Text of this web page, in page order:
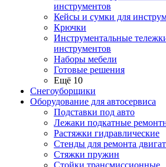
инструментов
Кейсы и сумки для
Крючки
Инструментальные
инструментов
Наборы мебели
Готовые решения
Ещё 10
Снегоуборщики
Оборудование для автосервиса
Подставки под авто
Лежаки подкатные
Растяжки гидравлические
Стенды для ремонта
Стяжки пружин
Стойки трансмиссионные